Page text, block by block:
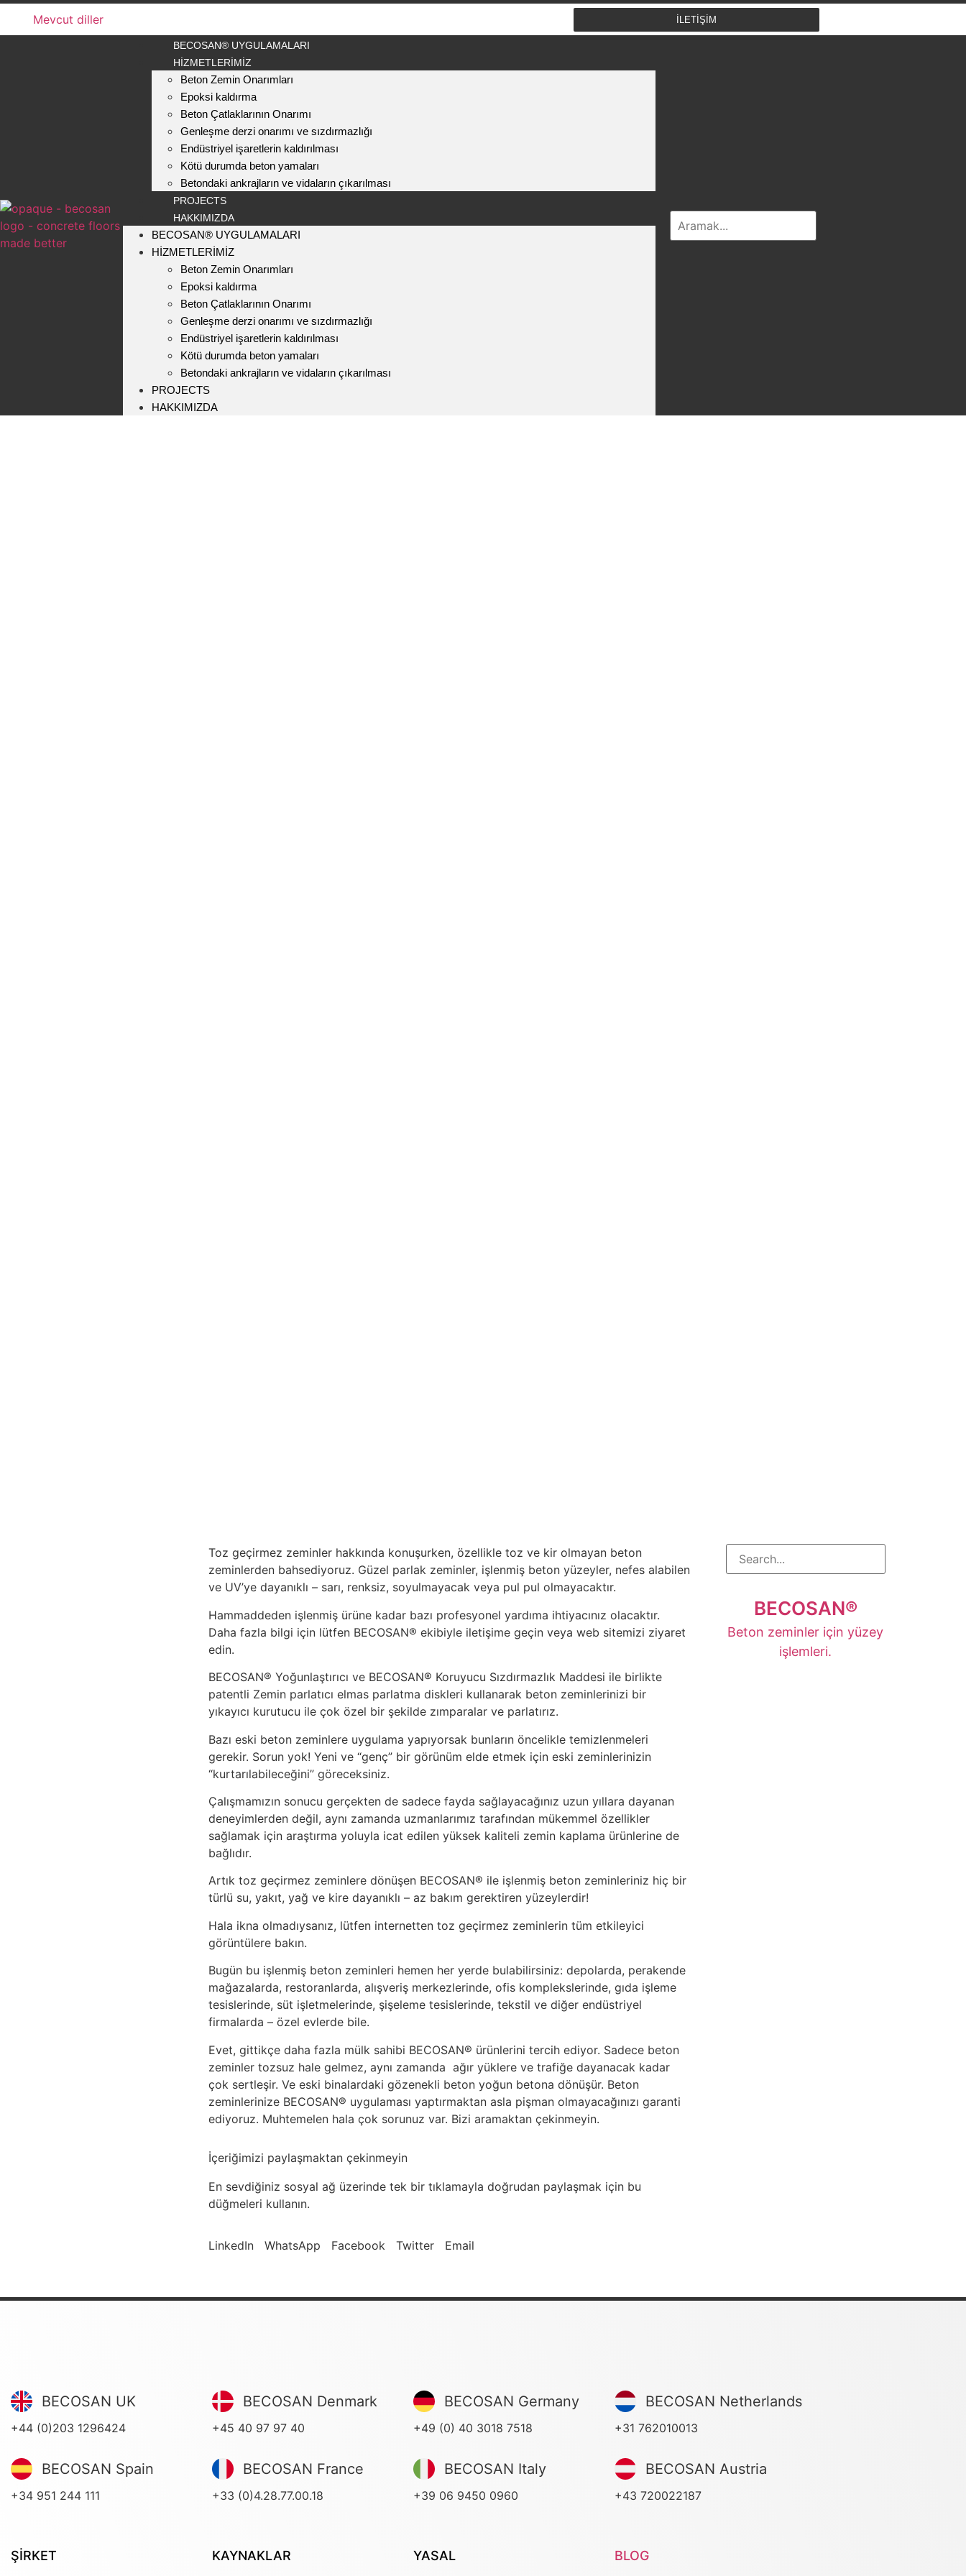
Mevcut diller İLETİŞİM
BECOSAN® UYGULAMALARI
HIZMETLERIMIZ
Beton Zemin Onarımları
Epoksi kaldırma
Beton Çatlaklarının Onarımı
Genleşme derzi onarımı ve sızdırmazlığı
Endüstriyel işaretlerin kaldırılması
Kötü durumda beton yamaları
Betondaki ankrajların ve vidaların çıkarılması
PROJECTS
HAKKIMIZDA
BECOSAN® UYGULAMALARI
HIZMETLERIMIZ
Beton Zemin Onarımları
Epoksi kaldırma
Beton Çatlaklarının Onarımı
Genleşme derzi onarımı ve sızdırmazlığı
Endüstriyel işaretlerin kaldırılması
Kötü durumda beton yamaları
Betondaki ankrajların ve vidaların çıkarılması
PROJECTS
HAKKIMIZDA
Toz geçirmez zeminler hakkında konuşurken, özellikle toz ve kir olmayan beton
zeminlerden bahsediyoruz. Güzel parlak zeminler, işlenmiş beton yüzeyler, nefes alabilen
ve UV’ye dayanıklı – sarı, renksiz, soyulmayacak veya pul pul olmayacaktır.
Hammaddeden işlenmiş ürüne kadar bazı profesyonel yardıma ihtiyacınız olacaktır.
Daha fazla bilgi için lütfen BECOSAN® ekibiyle iletişime geçin veya web sitemizi ziyaret
edin.
BECOSAN® Yoğunlaştırıcı ve BECOSAN® Koruyucu Sızdırmazlık Maddesi ile birlikte
patentli Zemin parlatıcı elmas parlatma diskleri kullanarak beton zeminlerinizi bir
yıkayıcı kurutucu ile çok özel bir şekilde zımparalar ve parlatırız.
Bazı eski beton zeminlere uygulama yapıyorsak bunların öncelikle temizlenmeleri
gerekir. Sorun yok! Yeni ve “genç” bir görünüm elde etmek için eski zeminlerinizin
“kurtarılabileceğini” göreceksiniz.
Çalışmamızın sonucu gerçekten de sadece fayda sağlayacağınız uzun yıllara dayanan
deneyimlerden değil, aynı zamanda uzmanlarımız tarafından mükemmel özellikler
sağlamak için araştırma yoluyla icat edilen yüksek kaliteli zemin kaplama ürünlerine de
bağlıdır.
Artık toz geçirmez zeminlere dönüşen BECOSAN® ile işlenmiş beton zeminleriniz hiç bir
türlü su, yakıt, yağ ve kire dayanıklı – az bakım gerektiren yüzeylerdir!
Hala ikna olmadıysanız, lütfen internetten toz geçirmez zeminlerin tüm etkileyici
görüntülere bakın.
Bugün bu işlenmiş beton zeminleri hemen her yerde bulabilirsiniz: depolarda, perakende
mağazalarda, restoranlarda, alışveriş merkezlerinde, ofis komplekslerinde, gıda işleme
tesislerinde, süt işletmelerinde, şişeleme tesislerinde, tekstil ve diğer endüstriyel
firmalarda – özel evlerde bile.
Evet, gittikçe daha fazla mülk sahibi BECOSAN® ürünlerini tercih ediyor. Sadece beton
zeminler tozsuz hale gelmez, aynı zamanda ağır yüklere ve trafiğe dayanacak kadar
çok sertleşir. Ve eski binalardaki gözenekli beton yoğun betona dönüşür. Beton
zeminlerinize BECOSAN® uygulaması yaptırmaktan asla pişman olmayacağınızı garanti
ediyoruz. Muhtemelen hala çok sorunuz var. Bizi aramaktan çekinmeyin.
İçeriğimizi paylaşmaktan çekinmeyin
En sevdiğiniz sosyal ağ üzerinde tek bir tıklamayla doğrudan paylaşmak için bu
düğmeleri kullanın.
LinkedIn WhatsApp Facebook Twitter Email
BECOSAN®
Beton zeminler için yüzey
işlemleri.
BECOSAN UK
+44 (0)203 1296424
BECOSAN Denmark
+45 40 97 97 40
BECOSAN Germany
+49 (0) 40 3018 7518
BECOSAN Netherlands
+31 762010013
BECOSAN Spain
+34 951 244 111
BECOSAN France
+33 (0)4.28.77.00.18
BECOSAN Italy
+39 06 9450 0960
BECOSAN Austria
+43 720022187
ŞİRKET KAYNAKLAR YASAL BLOG